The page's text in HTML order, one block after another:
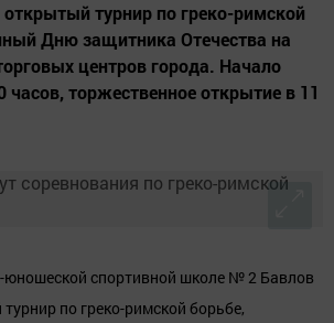
открытый турнир по греко-римской
Дню защитника Отечества на
центров города. Начало
часов, торжественное открытие в 11
юношеской спортивной школе № 2 Бавлов
по греко-римской борьбе,